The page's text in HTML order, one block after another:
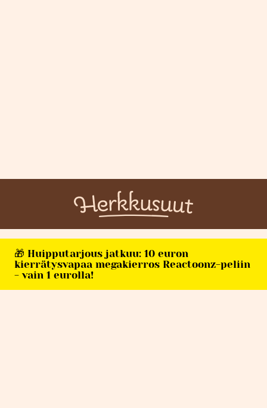
🎁 Huipputarjous jatkuu: 10 euron
kierrätysvapaa megakierros Reactoonz-peliin
- vain 1 eurolla!